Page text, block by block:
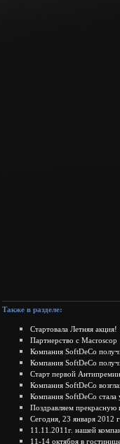
Также в разделе:
Стартовала Летняя акция!
Партнерство с Macroscop
Компания SoftDeCo
Компания SoftDeCo
Старт первой
Компания SoftDeCo
Компания SoftDeCo
Поздравляем
Сегодня, 23 января 2012
11.11.2011г. нашей
11-14 октября в